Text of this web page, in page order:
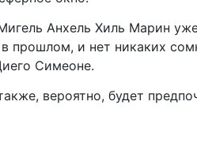
Анхель Хиль Марин
прошлом, и нет никаких
Симеоне.
вероятно, будет